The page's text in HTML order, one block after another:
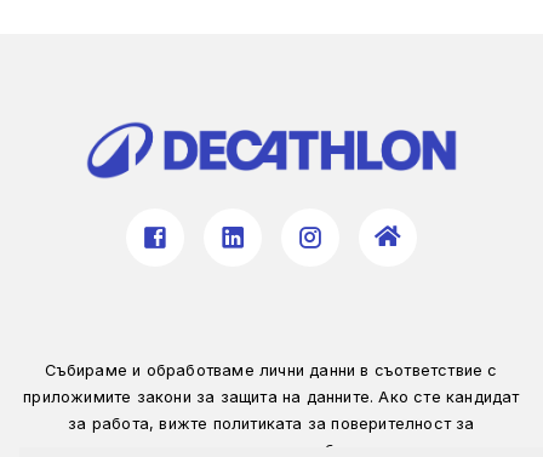
Събираме и обработваме лични данни в съответствие с
приложимите закони за защита на данните. Ако сте кандидат
за работа, вижте политиката за поверителност за
допълнителни подробности.